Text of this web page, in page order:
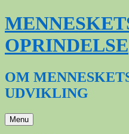
Hop
til
indhold
OPRINDELSE
OM
UDVIKLING
Menu